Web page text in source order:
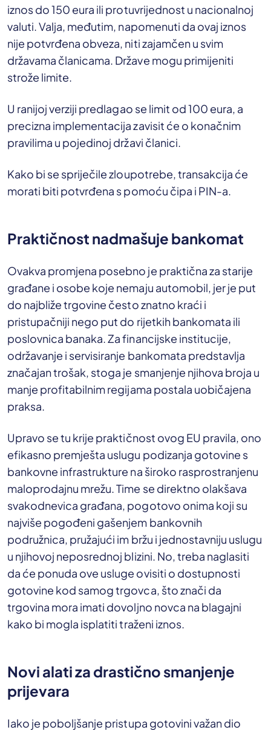
iznos do 150 eura ili protuvrijednost u nacionalnoj
valuti. Valja, međutim, napomenuti da ovaj iznos
nije potvrđena obveza, niti zajamčen u svim
državama članicama. Države mogu primijeniti
strože limite.
U ranijoj verziji predlagao se limit od 100 eura, a
precizna implementacija zavisit će o konačnim
pravilima u pojedinoj državi članici.
Kako bi se spriječile zloupotrebe, transakcija će
morati biti potvrđena s pomoću čipa i PIN-a.
Praktičnost nadmašuje bankomat
Ovakva promjena posebno je praktična za starije
građane i osobe koje nemaju automobil, jer je put
do najbliže trgovine često znatno kraći i
pristupačniji nego put do rijetkih bankomata ili
poslovnica banaka. Za financijske institucije,
održavanje i servisiranje bankomata predstavlja
značajan trošak, stoga je smanjenje njihova broja u
manje profitabilnim regijama postala uobičajena
praksa.
Upravo se tu krije praktičnost ovog EU pravila, ono
efikasno premješta uslugu podizanja gotovine s
bankovne infrastrukture na široko rasprostranjenu
maloprodajnu mrežu. Time se direktno olakšava
svakodnevica građana, pogotovo onima koji su
najviše pogođeni gašenjem bankovnih
podružnica, pružajući im bržu i jednostavniju uslugu
u njihovoj neposrednoj blizini. No, treba naglasiti
da će ponuda ove usluge ovisiti o dostupnosti
gotovine kod samog trgovca, što znači da
trgovina mora imati dovoljno novca na blagajni
kako bi mogla isplatiti traženi iznos.
Novi alati za drastično smanjenje
prijevara
Iako je poboljšanje pristupa gotovini važan dio